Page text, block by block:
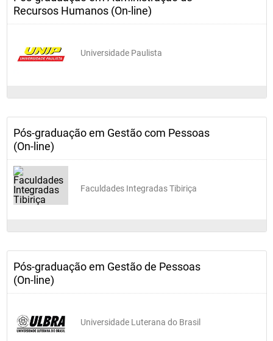
Recursos Humanos (On-line)
Universidade Paulista
Pós-graduação em Gestão com Pessoas
(On-line)
Faculdades Integradas Tibiriça
Pós-graduação em Gestão de Pessoas
(On-line)
Universidade Luterana do Brasil